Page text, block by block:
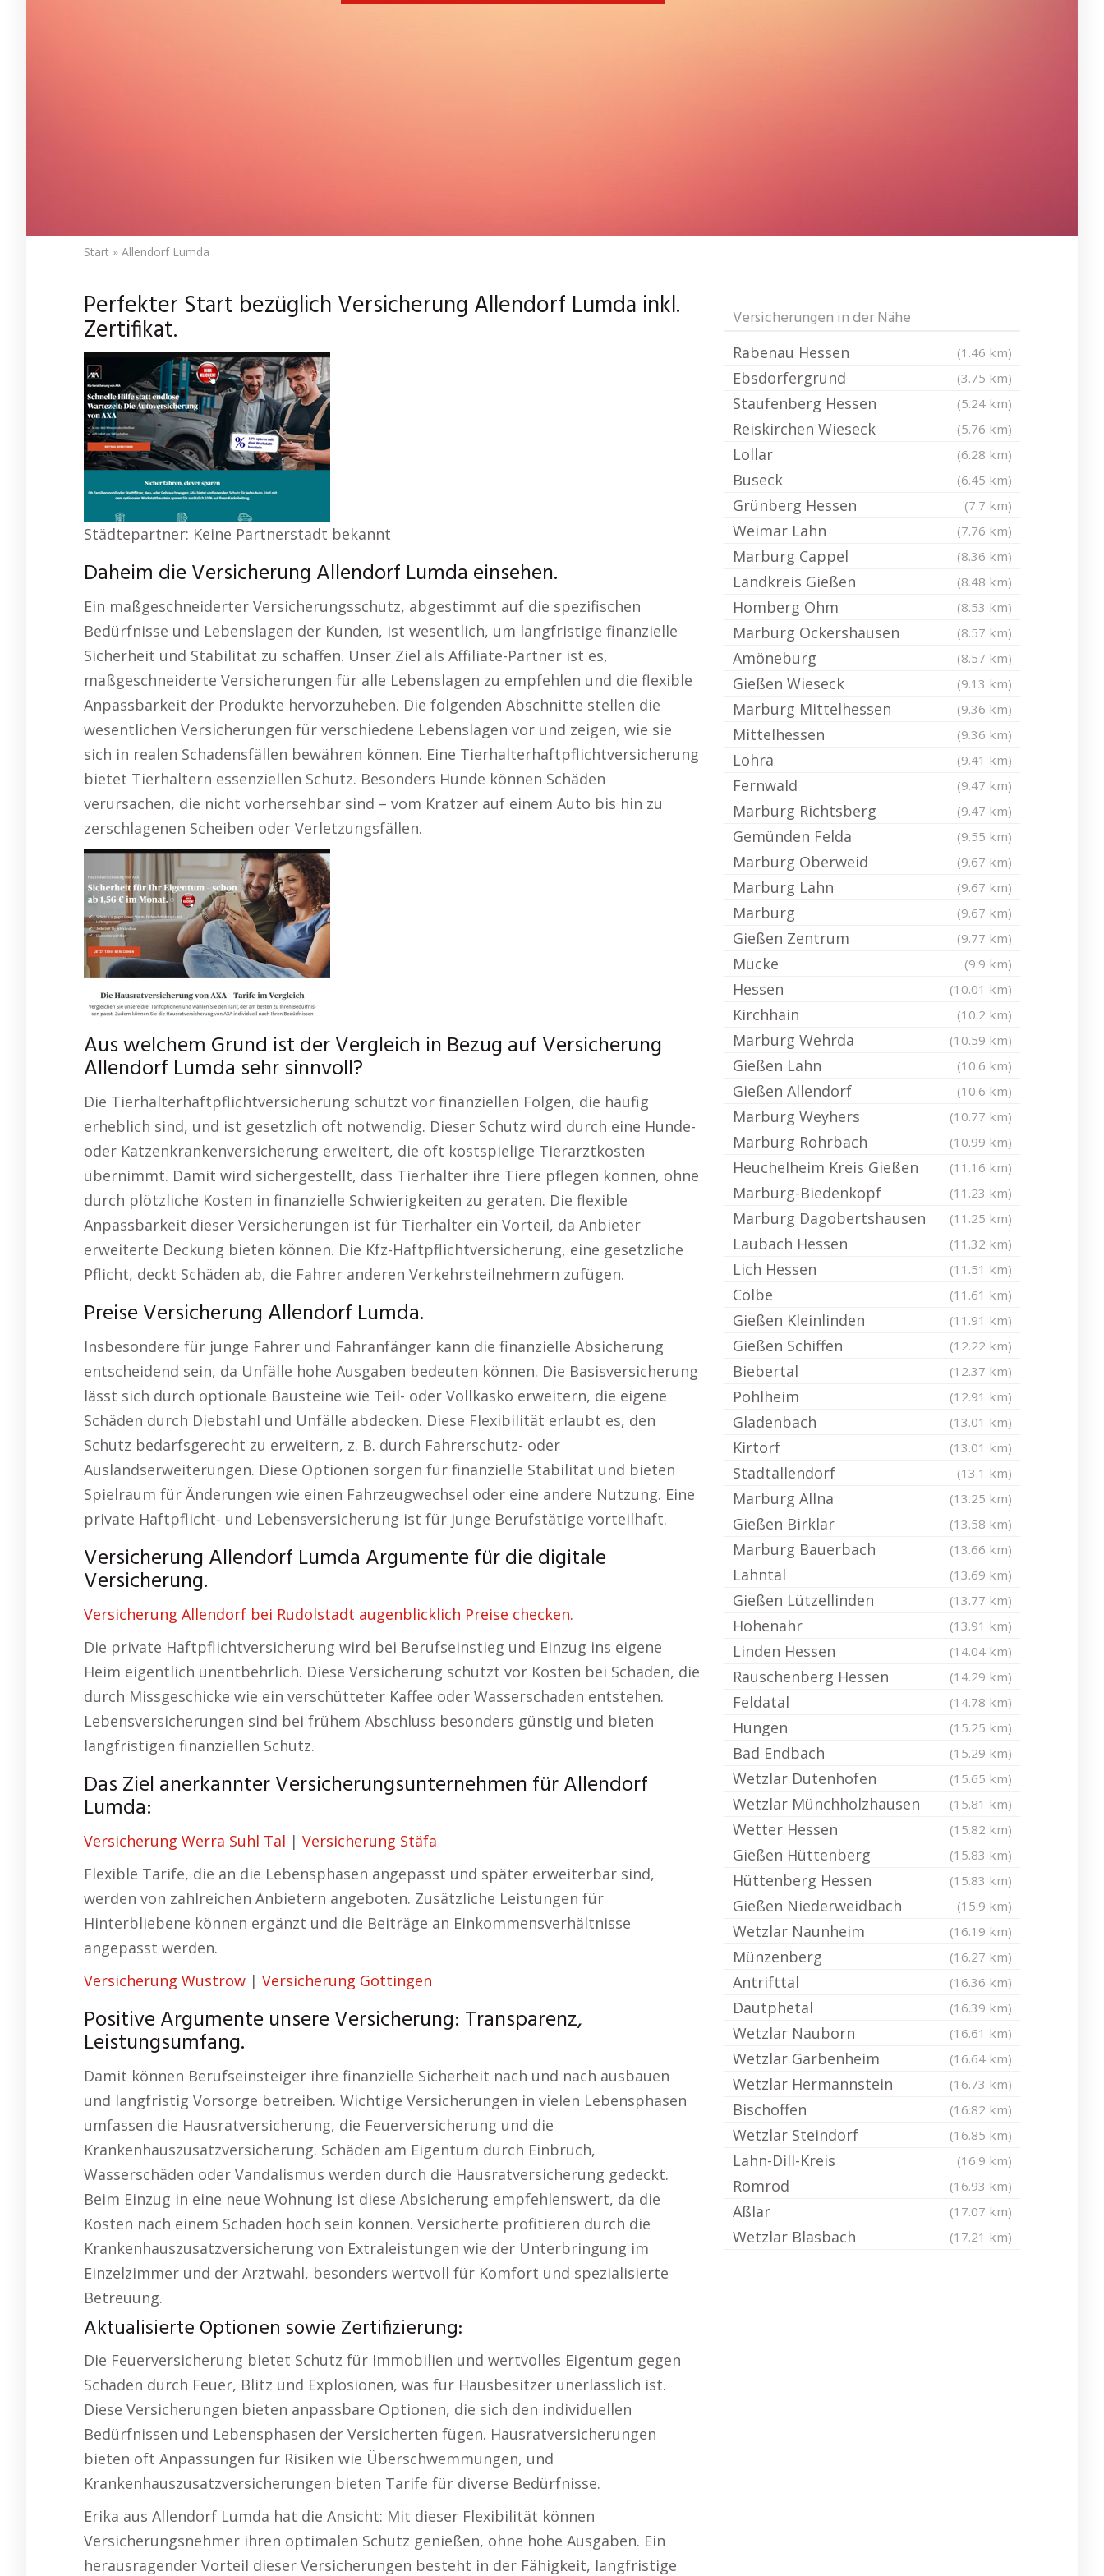
Start » Allendorf Lumda
Perfekter Start bezüglich Versicherung Allendorf Lumda inkl.
Zertifikat.
Städtepartner: Keine Partnerstadt bekannt
Daheim die Versicherung Allendorf Lumda einsehen.
Ein maßgeschneiderter Versicherungsschutz, abgestimmt auf die spezifischen
Bedürfnisse und Lebenslagen der Kunden, ist wesentlich, um langfristige finanzielle
Sicherheit und Stabilität zu schaffen. Unser Ziel als Affiliate-Partner ist es,
maßgeschneiderte Versicherungen für alle Lebenslagen zu empfehlen und die flexible
Anpassbarkeit der Produkte hervorzuheben. Die folgenden Abschnitte stellen die
wesentlichen Versicherungen für verschiedene Lebenslagen vor und zeigen, wie sie
sich in realen Schadensfällen bewähren können. Eine Tierhalterhaftpflichtversicherung
bietet Tierhaltern essenziellen Schutz. Besonders Hunde können Schäden
verursachen, die nicht vorhersehbar sind – vom Kratzer auf einem Auto bis hin zu
zerschlagenen Scheiben oder Verletzungsfällen.
Aus welchem Grund ist der Vergleich in Bezug auf Versicherung
Allendorf Lumda sehr sinnvoll?
Die Tierhalterhaftpflichtversicherung schützt vor finanziellen Folgen, die häufig
erheblich sind, und ist gesetzlich oft notwendig. Dieser Schutz wird durch eine Hunde-
oder Katzenkrankenversicherung erweitert, die oft kostspielige Tierarztkosten
übernimmt. Damit wird sichergestellt, dass Tierhalter ihre Tiere pflegen können, ohne
durch plötzliche Kosten in finanzielle Schwierigkeiten zu geraten. Die flexible
Anpassbarkeit dieser Versicherungen ist für Tierhalter ein Vorteil, da Anbieter
erweiterte Deckung bieten können. Die Kfz-Haftpflichtversicherung, eine gesetzliche
Pflicht, deckt Schäden ab, die Fahrer anderen Verkehrsteilnehmern zufügen.
Preise Versicherung Allendorf Lumda.
Insbesondere für junge Fahrer und Fahranfänger kann die finanzielle Absicherung
entscheidend sein, da Unfälle hohe Ausgaben bedeuten können. Die Basisversicherung
lässt sich durch optionale Bausteine wie Teil- oder Vollkasko erweitern, die eigene
Schäden durch Diebstahl und Unfälle abdecken. Diese Flexibilität erlaubt es, den
Schutz bedarfsgerecht zu erweitern, z. B. durch Fahrerschutz- oder
Auslandserweiterungen. Diese Optionen sorgen für finanzielle Stabilität und bieten
Spielraum für Änderungen wie einen Fahrzeugwechsel oder eine andere Nutzung. Eine
private Haftpflicht- und Lebensversicherung ist für junge Berufstätige vorteilhaft.
Versicherung Allendorf Lumda Argumente für die digitale
Versicherung.
Versicherung Allendorf bei Rudolstadt augenblicklich Preise checken.
Die private Haftpflichtversicherung wird bei Berufseinstieg und Einzug ins eigene
Heim eigentlich unentbehrlich. Diese Versicherung schützt vor Kosten bei Schäden, die
durch Missgeschicke wie ein verschütteter Kaffee oder Wasserschaden entstehen.
Lebensversicherungen sind bei frühem Abschluss besonders günstig und bieten
langfristigen finanziellen Schutz.
Das Ziel anerkannter Versicherungsunternehmen für Allendorf
Lumda:
Versicherung Werra Suhl Tal | Versicherung Stäfa
Flexible Tarife, die an die Lebensphasen angepasst und später erweiterbar sind,
werden von zahlreichen Anbietern angeboten. Zusätzliche Leistungen für
Hinterbliebene können ergänzt und die Beiträge an Einkommensverhältnisse
angepasst werden.
Versicherung Wustrow | Versicherung Göttingen
Positive Argumente unsere Versicherung: Transparenz,
Leistungsumfang.
Damit können Berufseinsteiger ihre finanzielle Sicherheit nach und nach ausbauen
und langfristig Vorsorge betreiben. Wichtige Versicherungen in vielen Lebensphasen
umfassen die Hausratversicherung, die Feuerversicherung und die
Krankenhauszusatzversicherung. Schäden am Eigentum durch Einbruch,
Wasserschäden oder Vandalismus werden durch die Hausratversicherung gedeckt.
Beim Einzug in eine neue Wohnung ist diese Absicherung empfehlenswert, da die
Kosten nach einem Schaden hoch sein können. Versicherte profitieren durch die
Krankenhauszusatzversicherung von Extraleistungen wie der Unterbringung im
Einzelzimmer und der Arztwahl, besonders wertvoll für Komfort und spezialisierte
Betreuung.
Aktualisierte Optionen sowie Zertifizierung:
Die Feuerversicherung bietet Schutz für Immobilien und wertvolles Eigentum gegen
Schäden durch Feuer, Blitz und Explosionen, was für Hausbesitzer unerlässlich ist.
Diese Versicherungen bieten anpassbare Optionen, die sich den individuellen
Bedürfnissen und Lebensphasen der Versicherten fügen. Hausratversicherungen
bieten oft Anpassungen für Risiken wie Überschwemmungen, und
Krankenhauszusatzversicherungen bieten Tarife für diverse Bedürfnisse.
Erika aus Allendorf Lumda hat die Ansicht: Mit dieser Flexibilität können
Versicherungsnehmer ihren optimalen Schutz genießen, ohne hohe Ausgaben. Ein
herausragender Vorteil dieser Versicherungen besteht in der Fähigkeit, langfristige
Versicherungen in der Nähe
Rabenau Hessen (1.46 km)
Ebsdorfergrund (3.75 km)
Staufenberg Hessen (5.24 km)
Reiskirchen Wieseck (5.76 km)
Lollar (6.28 km)
Buseck (6.45 km)
Grünberg Hessen (7.7 km)
Weimar Lahn (7.76 km)
Marburg Cappel (8.36 km)
Landkreis Gießen (8.48 km)
Homberg Ohm (8.53 km)
Marburg Ockershausen (8.57 km)
Amöneburg (8.57 km)
Gießen Wieseck (9.13 km)
Marburg Mittelhessen (9.36 km)
Mittelhessen (9.36 km)
Lohra (9.41 km)
Fernwald (9.47 km)
Marburg Richtsberg (9.47 km)
Gemünden Felda (9.55 km)
Marburg Oberweid (9.67 km)
Marburg Lahn (9.67 km)
Marburg (9.67 km)
Gießen Zentrum (9.77 km)
Mücke (9.9 km)
Hessen (10.01 km)
Kirchhain (10.2 km)
Marburg Wehrda (10.59 km)
Gießen Lahn (10.6 km)
Gießen Allendorf (10.6 km)
Marburg Weyhers (10.77 km)
Marburg Rohrbach (10.99 km)
Heuchelheim Kreis Gießen (11.16 km)
Marburg-Biedenkopf (11.23 km)
Marburg Dagobertshausen (11.25 km)
Laubach Hessen (11.32 km)
Lich Hessen (11.51 km)
Cölbe (11.61 km)
Gießen Kleinlinden (11.91 km)
Gießen Schiffen (12.22 km)
Biebertal (12.37 km)
Pohlheim (12.91 km)
Gladenbach (13.01 km)
Kirtorf (13.01 km)
Stadtallendorf (13.1 km)
Marburg Allna (13.25 km)
Gießen Birklar (13.58 km)
Marburg Bauerbach (13.66 km)
Lahntal (13.69 km)
Gießen Lützellinden (13.77 km)
Hohenahr (13.91 km)
Linden Hessen (14.04 km)
Rauschenberg Hessen (14.29 km)
Feldatal (14.78 km)
Hungen (15.25 km)
Bad Endbach (15.29 km)
Wetzlar Dutenhofen (15.65 km)
Wetzlar Münchholzhausen (15.81 km)
Wetter Hessen (15.82 km)
Gießen Hüttenberg (15.83 km)
Hüttenberg Hessen (15.83 km)
Gießen Niederweidbach (15.9 km)
Wetzlar Naunheim (16.19 km)
Münzenberg (16.27 km)
Antrifttal (16.36 km)
Dautphetal (16.39 km)
Wetzlar Nauborn (16.61 km)
Wetzlar Garbenheim (16.64 km)
Wetzlar Hermannstein (16.73 km)
Bischoffen (16.82 km)
Wetzlar Steindorf (16.85 km)
Lahn-Dill-Kreis (16.9 km)
Romrod (16.93 km)
Aßlar (17.07 km)
Wetzlar Blasbach (17.21 km)